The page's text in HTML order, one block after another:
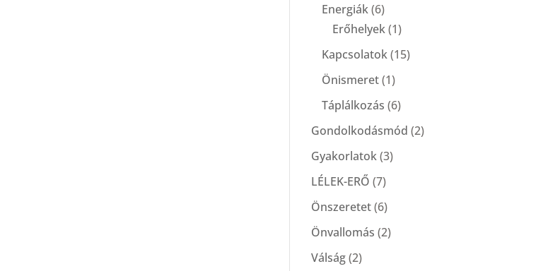
Energiák(6)
Erőhelyek(1)
Kapcsolatok(15)
Önismeret(1)
Táplálkozás (6)
Gondolkodásmód (2)
Gyakorlatok(3)
LÉLEK-ERŐ (7)
Önszeretet(6)
Önvallomás (2)
Válság(2)